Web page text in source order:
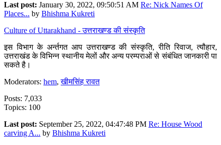
Last post: January 30, 2022, 09:50:51 AM Re: Nick Names Of
Places... by Bhishma Kukreti
Culture of Uttarakhand - उत्तराखण्ड की संस्कृति
इस विभाग के अर्न्तगत आप उत्तराखण्ड की संस्कृति, रीति रिवाज, त्यौहार,
उत्तराखंड के विभिन्न स्थानीय मेलों और अन्य परम्पराओं से संबंधित जानकारी पा
सकते है।
Moderators: hem,खीमसिंह रावत
Posts: 7,033
Topics: 100
Last post: September 25, 2022, 04:47:48 PM Re: House Wood
carving A... by Bhishma Kukreti